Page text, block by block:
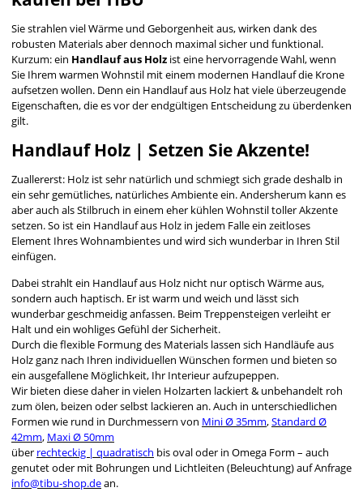
Sie strahlen viel Wärme und Geborgenheit aus, wirken dank des
robusten Materials aber dennoch maximal sicher und funktional.
Kurzum: ein Handlauf aus Holz ist eine hervorragende Wahl, wenn
Sie Ihrem warmen Wohnstil mit einem modernen Handlauf die Krone
aufsetzen wollen. Denn ein Handlauf aus Holz hat viele überzeugende
Eigenschaften, die es vor der endgültigen Entscheidung zu überdenken
gilt.
Handlauf Holz | Setzen Sie Akzente!
Zuallererst: Holz ist sehr natürlich und schmiegt sich grade deshalb in
ein sehr gemütliches, natürliches Ambiente ein. Andersherum kann es
aber auch als Stilbruch in einem eher kühlen Wohnstil toller Akzente
setzen. So ist ein Handlauf aus Holz in jedem Falle ein zeitloses
Element Ihres Wohnambientes und wird sich wunderbar in Ihren Stil
einfügen.
Dabei strahlt ein Handlauf aus Holz nicht nur optisch Wärme aus,
sondern auch haptisch. Er ist warm und weich und lässt sich
wunderbar geschmeidig anfassen. Beim Treppensteigen verleiht er
Halt und ein wohliges Gefühl der Sicherheit.
Durch die flexible Formung des Materials lassen sich Handläufe aus
Holz ganz nach Ihren individuellen Wünschen formen und bieten so
ein ausgefallene Möglichkeit, Ihr Interieur aufzupeppen.
Wir bieten diese daher in vielen Holzarten lackiert & unbehandelt roh
zum ölen, beizen oder selbst lackieren an. Auch in unterschiedlichen
Formen wie rund in Durchmessern von Mini Ø 35mm,Standard Ø
42mm, Maxi Ø 50mm
über rechteckig | quadratisch bis oval oder in Omega Form – auch
genutet oder mit Bohrungen und Lichtleiten (Beleuchtung) auf Anfrage
info@tibu-shop.dean.